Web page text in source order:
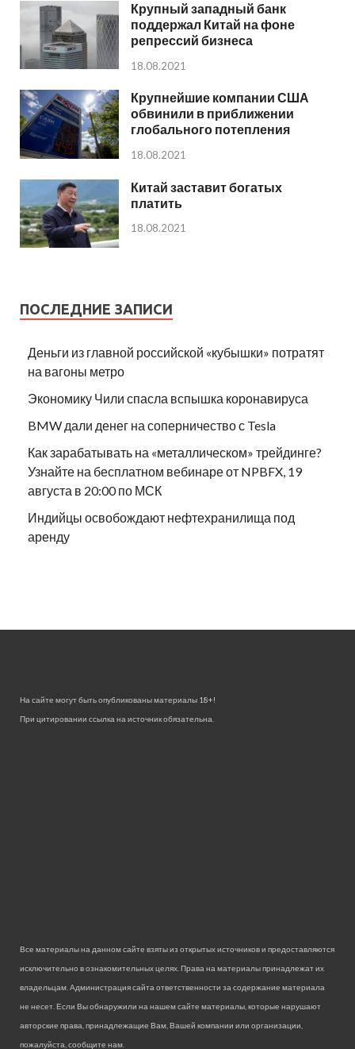
Крупный западный банк
поддержал Китай на фоне
репрессий бизнеса
18.08.2021
Крупнейшие компании США
обвинили в приближении
глобального потепления
18.08.2021
Китай заставит богатых
платить
18.08.2021
ПОСЛЕДНИЕ ЗАПИСИ
Деньги из главной российской «кубышки» потратят
на вагоны метро
Экономику Чили спасла вспышка коронавируса
BMW дали денег на соперничество с Tesla
Как зарабатывать на «металлическом» трейдинге?
Узнайте на бесплатном вебинаре от NPBFX, 19
августа в 20:00 по МСК
Индийцы освобождают нефтехранилища под
аренду
На сайте могут быть опубликованы материалы 18+!
При цитировании ссылка на источник обязательна.
Все материалы на данном сайте взяты из открытых источников и предоставляются
исключительно в ознакомительных целях. Права на материалы принадлежат их
владельцам. Администрация сайта ответственности за содержание материала
не несет. Если Вы обнаружили на нашем сайте материалы, которые нарушают
авторские права, принадлежащие Вам, Вашей компании или организации,
пожалуйста, сообщите нам.